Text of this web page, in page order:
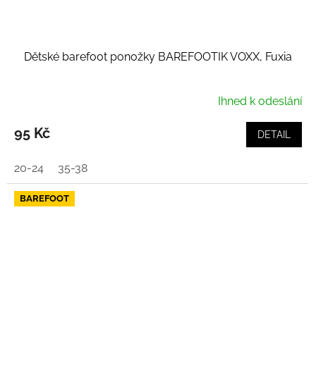
Dětské barefoot ponožky BAREFOOTIK VOXX, Fuxia
Ihned k odeslání
95 Kč DETAIL
20-24 35-38
BAREFOOT